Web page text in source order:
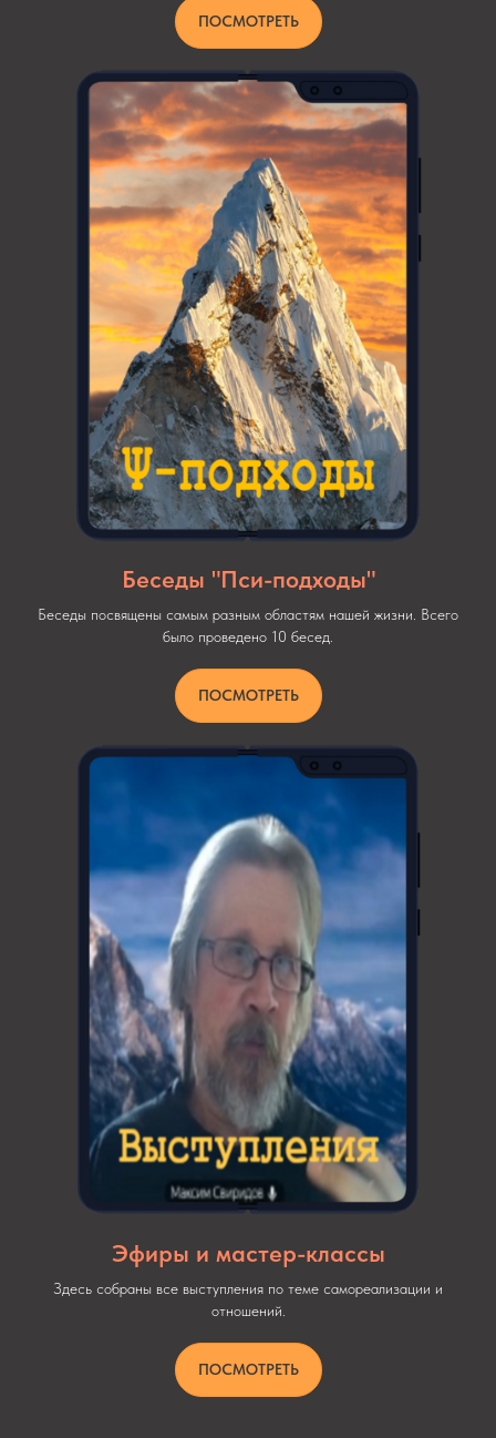
ПОСМОТРЕТЬ
Беседы "Пси-подходы"
Беседы посвящены самым разным областям нашей жизни. Всего
было проведено 10 бесед.
ПОСМОТРЕТЬ
Эфиры и мастер-классы
Здесь собраны все выступления по теме самореализации и
отношений.
ПОСМОТРЕТЬ